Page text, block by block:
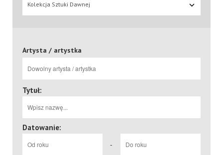
Kolekcja Sztuki Dawnej
Artysta / artystka
Tytuł:
Datowanie:
-